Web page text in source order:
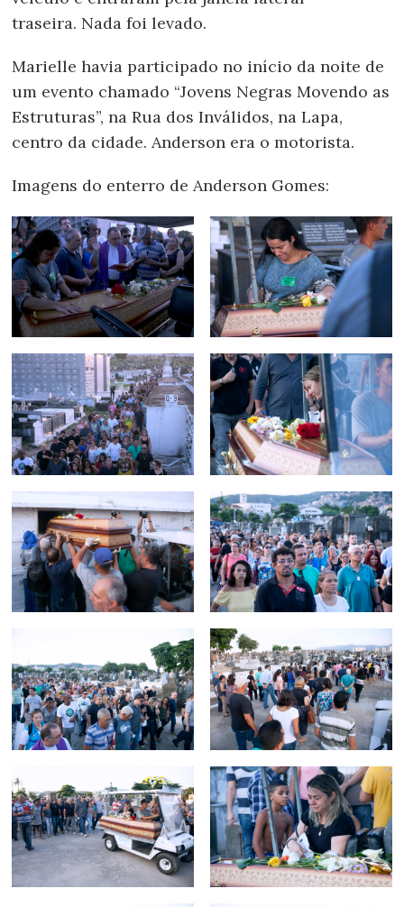
traseira. Nada foi levado.
Marielle havia participado no início da noite de
um evento chamado “Jovens Negras Movendo as
Estruturas”, na Rua dos Inválidos, na Lapa,
centro da cidade. Anderson era o motorista.
Imagens do enterro de Anderson Gomes: